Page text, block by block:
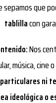
sepamos que
tablillacon
Nos
música, cine
ni
ideológica o